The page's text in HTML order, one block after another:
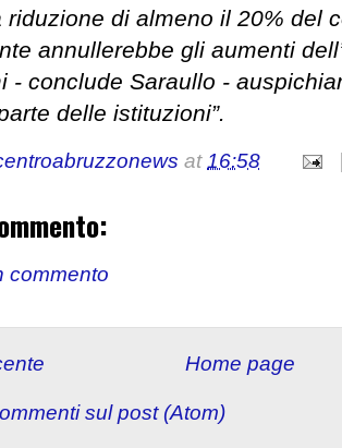
riduzione di almeno il 20% del
annullerebbe gli aumenti
- conclude Saraullo -
delle istituzioni”.
at16:58
commento
Home page
sul post (Atom)